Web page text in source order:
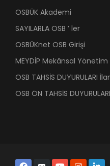
OSBÜK Akademi
SAYILARLA OSB ’ ler
OSBÜKnet OSB Girişi
MEYDİP Mekânsal Yönetim
OSB TAHSİS DUYURULARI
OSB ÖN TAHSİS